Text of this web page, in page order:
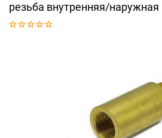
резьба внутренняя/наружная